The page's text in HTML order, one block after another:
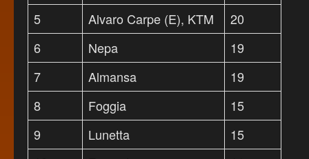
5
Alvaro Carpe (E), KTM
20
6
Nepa
19
7
Almansa
19
8
Foggia
15
9
Lunetta
15